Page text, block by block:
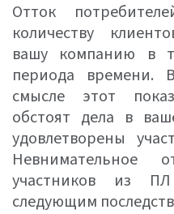
Отток
количеству
вашу компанию в
периода времени.
смысле этот
обстоят дела в
удовлетворены
Невнимательное
участников из
следующим